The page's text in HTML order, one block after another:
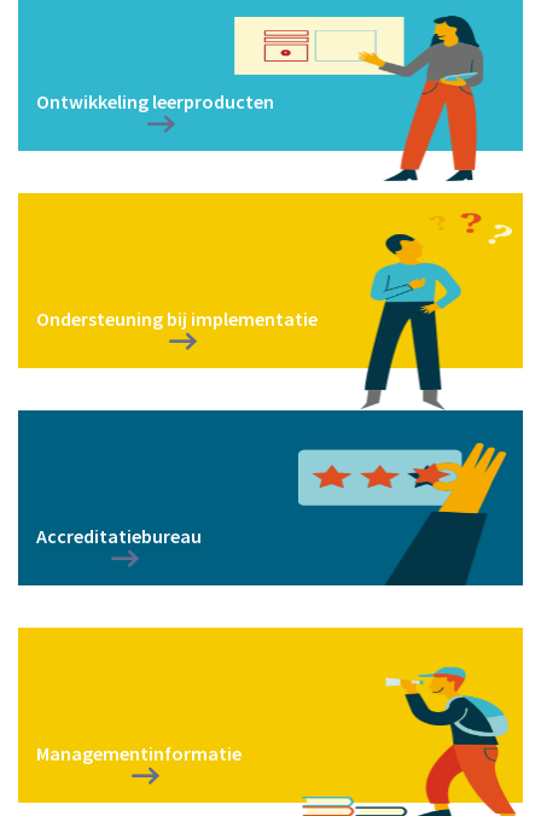
Ontwikkeling leerproducten
Ondersteuning bij implementatie
Accreditatiebureau
Managementinformatie